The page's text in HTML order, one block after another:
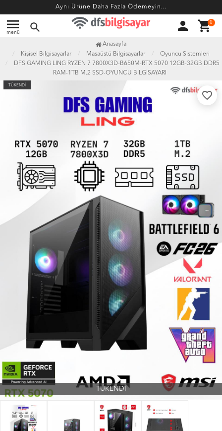
Aynı Ürüne Daha Fazla Ödemeyin...
menu
menü search person shopping_cart0
Anasayfa
Kişisel Bilgisayarlar
Masaüstü Bilgisayarlar
Oyuncu Sistemleri
DFS GAMING LING RYZEN 7 7800X3D-B650M-RTX 5070 12GB-32GB DDR5
RAM-1TB M.2 SSD-OYUNCU BİLGİSAYARI
TÜKENDİ
favorite_border
TÜKENDİ